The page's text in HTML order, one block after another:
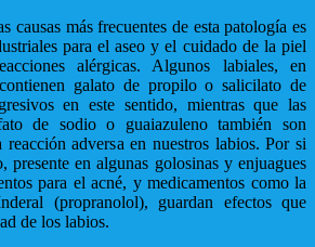
causas más frecuentes de esta patología es
para el aseo y el cuidado de la piel
alérgicas. Algunos labiales, en
galato de propilo o salicilato de
en este sentido, mientras que las
de sodio o guaiazuleno también son
reacción adversa en nuestros labios. Por si
presente en algunas golosinas y enjuagues
para el acné, y medicamentos como la
(propranolol), guardan efectos que
de los labios.